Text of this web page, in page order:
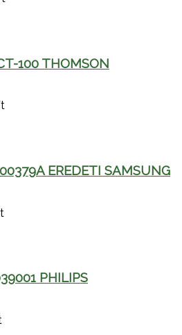
100 THOMSON
EREDETI SAMSUNG
PHILIPS